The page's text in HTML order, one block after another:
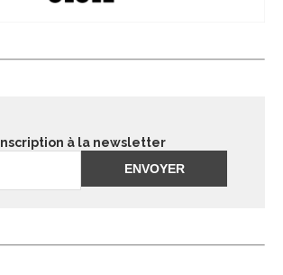
Inscription à la newsletter